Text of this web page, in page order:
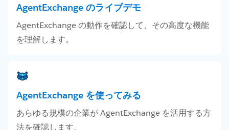
AgentExchange のライブデモ
AgentExchange の動作を確認して、その高度な機能
を理解します。
AgentExchange を使ってみる
あらゆる規模の企業が AgentExchange を活用する方
法を確認します。